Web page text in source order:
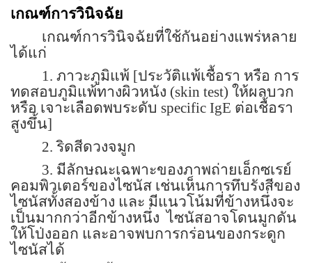
เกณฑ์การวินิจฉัย
เกณฑ์การวินิจฉัยที่ใช้กันอย่างแพร่หลาย
ได้แก่
1. ภาวะภูมิแพ้ [ประวัติแพ้เชื้อรา หรือ การ
ทดสอบภูมิแพ้ทางผิวหนัง (skin test) ให้ผลบวก
หรือ เจาะเลือดพบระดับ specific IgE ต่อเชื้อรา
สูงขึ้น]
2. ริดสีดวงจมูก
3. มีลักษณะเฉพาะของภาพถ่ายเอ็กซเรย์
คอมพิวเตอร์ของไซนัส เช่นเห็นการทึบรังสีของ
ไซนัสทั้งสองข้าง และ มีแนวโน้มที่ข้างหนึ่งจะ
เป็นมากกว่าอีกข้างหนึ่ง ไซนัสอาจโดนมูกดัน
ให้โป่งออก และอาจพบการกร่อนของกระดูก
ไซนัสได้